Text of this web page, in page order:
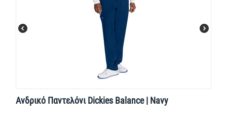
Ανδρικό Παντελόνι Dickies Balance | Navy